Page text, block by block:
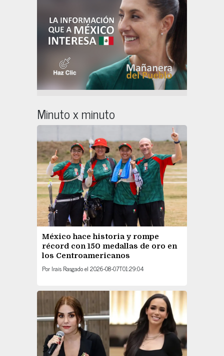
Minuto x minuto
México hace historia y rompe
récord con 150 medallas de oro en
los Centroamericanos
Por Irais Rasgadoel 2026-08-07T01:29:04